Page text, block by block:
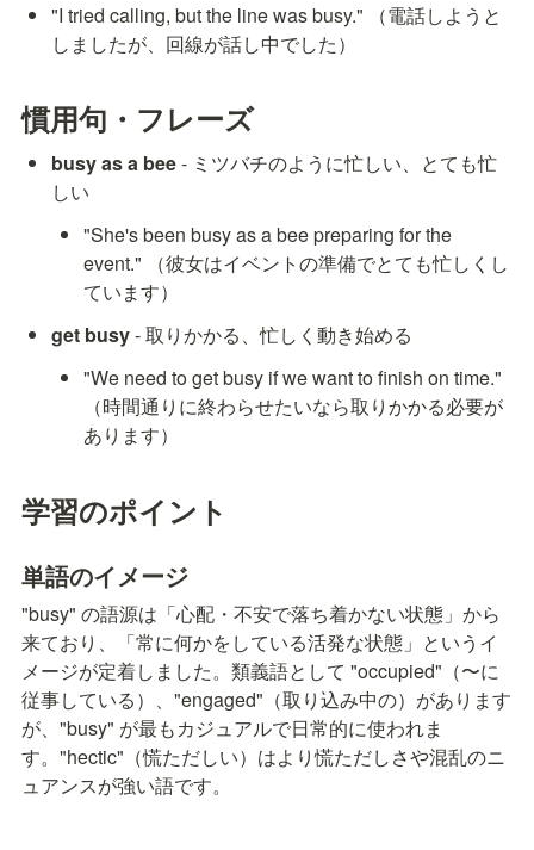
"I tried calling, but the line was busy." （電話しようと
しましたが、回線が話し中でした）
慣用句・フレーズ
busy as a bee - ミツバチのように忙しい、とても忙
しい
"She's been busy as a bee preparing for the
event." （彼女はイベントの準備でとても忙しくし
ています）
get busy - 取りかかる、忙しく動き始める
"We need to get busy if we want to finish on time."
（時間通りに終わらせたいなら取りかかる必要が
あります）
学習のポイント
単語のイメージ
"busy" の語源は「心配・不安で落ち着かない状態」から
来ており、「常に何かをしている活発な状態」というイ
メージが定着しました。類義語として "occupied"（〜に
従事している）、"engaged"（取り込み中の）があります
が、"busy" が最もカジュアルで日常的に使われま
す。"hectic"（慌ただしい）はより慌ただしさや混乱のニ
ュアンスが強い語です。